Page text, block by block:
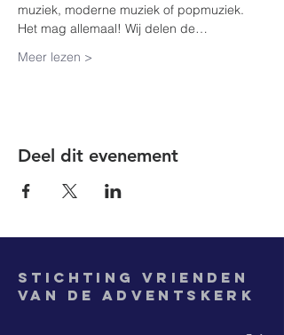
muziek, moderne muziek of popmuziek.
Het mag allemaal! Wij delen de…
Meer lezen >
Deel dit evenement
Stichting Vrienden
van de Adventskerk